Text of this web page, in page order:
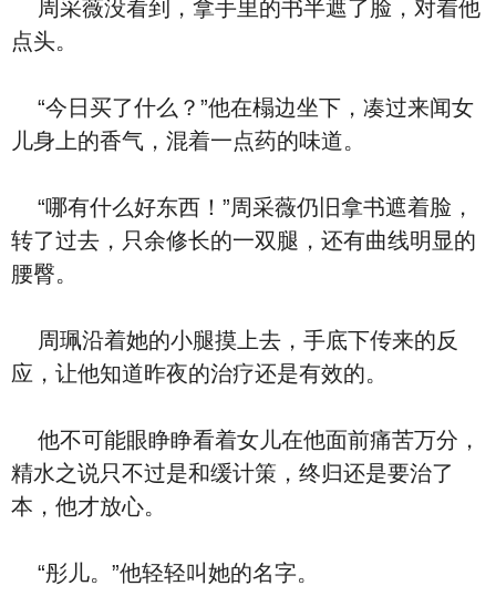
周采薇没看到，拿手里的书半遮了脸，对着他
点头。
“今日买了什么？”他在榻边坐下，凑过来闻女
儿身上的香气，混着一点药的味道。
“哪有什么好东西！”周采薇仍旧拿书遮着脸，
转了过去，只余修长的一双腿，还有曲线明显的
腰臀。
周珮沿着她的小腿摸上去，手底下传来的反
应，让他知道昨夜的治疗还是有效的。
他不可能眼睁睁看着女儿在他面前痛苦万分，
精水之说只不过是和缓计策，终归还是要治了
本，他才放心。
“彤儿。”他轻轻叫她的名字。